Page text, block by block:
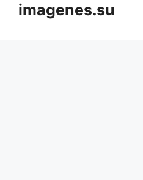
contentimagenes.su